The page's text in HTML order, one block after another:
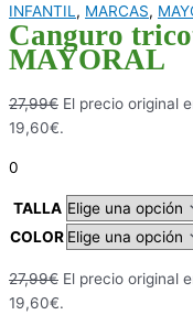
INFANTIL , MARCAS,
Canguro
MAYORAL
27,99€ El precio original
19,60€.
0
TALLA
COLOR
27,99€ El precio original
19,60€.